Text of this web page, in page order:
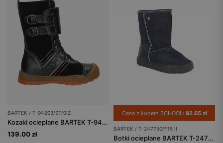
BARTEK / T-94203/ST/0IZ
Kozaki ocieplane BARTEK T-94203/ST/0IZ, dla dziewcząt, czarno-pomarańczowy
139.00 zł
Cena z kodem SCHOOL: 92.65 zł
BARTEK / T-247750/F15 II
Botki ocieplane BARTEK T-247750/F15 II, dla dziewcząt, granatowy